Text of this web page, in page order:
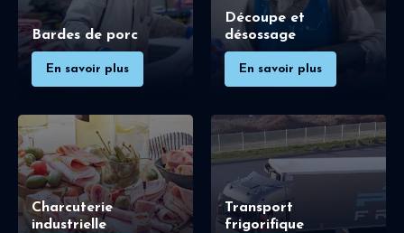
Bardes de porc
En savoir plus
Découpe et
désossage
En savoir plus
Charcuterie
industrielle
Transport
frigorifique